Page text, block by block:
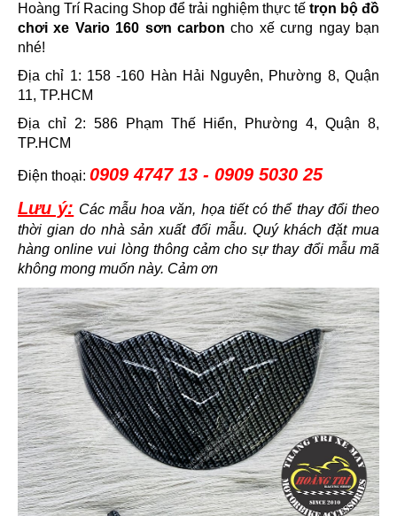
Hoàng Trí Racing Shop để trải nghiệm thực tế trọn bộ đồ
chơi xe Vario 160 sơn carbon cho xế cưng ngay bạn
nhé!
Địa chỉ 1: 158 -160 Hàn Hải Nguyên, Phường 8, Quận
11, TP.HCM
Địa chỉ 2: 586 Phạm Thế Hiển, Phường 4, Quận 8,
TP.HCM
Điện thoại: 0909 4747 13 - 0909 5030 25
Lưu ý: Các mẫu hoa văn, họa tiết có thể thay đổi theo
thời gian do nhà sản xuất đổi mẫu. Quý khách đặt mua
hàng online vui lòng thông cảm cho sự thay đổi mẫu mã
không mong muốn này. Cảm ơn